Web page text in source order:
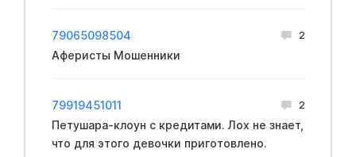
79065098504 2
Аферисты Мошенники
79919451011 2
Петушара-клоун с кредитами. Лох не знает,
что для этого девочки приготовлено.